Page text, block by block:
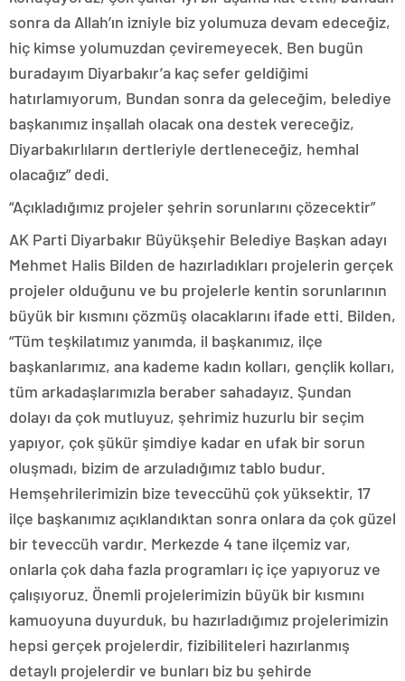
sonra da Allah’ın izniyle biz yolumuza devam edeceğiz,
hiç kimse yolumuzdan çeviremeyecek. Ben bugün
buradayım Diyarbakır’a kaç sefer geldiğimi
hatırlamıyorum, Bundan sonra da geleceğim, belediye
başkanımız inşallah olacak ona destek vereceğiz,
Diyarbakırlıların dertleriyle dertleneceğiz, hemhal
olacağız” dedi.
“Açıkladığımız projeler şehrin sorunlarını çözecektir”
AK Parti Diyarbakır Büyükşehir Belediye Başkan adayı
Mehmet Halis Bilden de hazırladıkları projelerin gerçek
projeler olduğunu ve bu projelerle kentin sorunlarının
büyük bir kısmını çözmüş olacaklarını ifade etti. Bilden,
“Tüm teşkilatımız yanımda, il başkanımız, ilçe
başkanlarımız, ana kademe kadın kolları, gençlik kolları,
tüm arkadaşlarımızla beraber sahadayız. Şundan
dolayı da çok mutluyuz, şehrimiz huzurlu bir seçim
yapıyor, çok şükür şimdiye kadar en ufak bir sorun
oluşmadı, bizim de arzuladığımız tablo budur.
Hemşehrilerimizin bize teveccühü çok yüksektir, 17
ilçe başkanımız açıklandıktan sonra onlara da çok güzel
bir teveccüh vardır. Merkezde 4 tane ilçemiz var,
onlarla çok daha fazla programları iç içe yapıyoruz ve
çalışıyoruz. Önemli projelerimizin büyük bir kısmını
kamuoyuna duyurduk, bu hazırladığımız projelerimizin
hepsi gerçek projelerdir, fizibiliteleri hazırlanmış
detaylı projelerdir ve bunları biz bu şehirde